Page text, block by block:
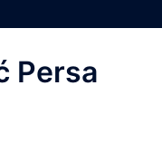
Persa